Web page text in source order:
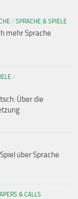
/ SPRACHE & SPIELE
mehr Sprache
/
Über die
über Sprache
& CALLS